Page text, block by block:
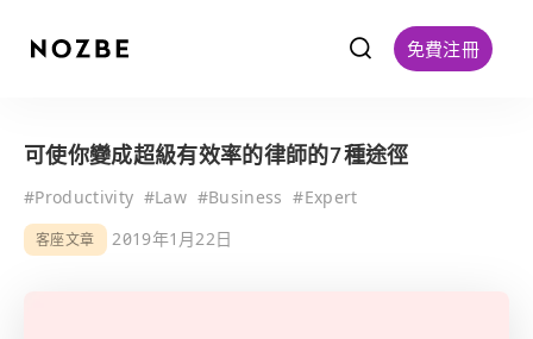
f 免費注冊
可使你變成超級有效率的律師的7種途徑
#Productivity #Law #Business #Expert
客座文章 2019年1月22日